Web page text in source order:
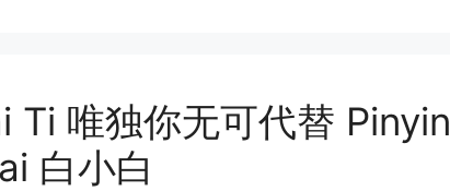
Ti 唯独你无可代替 Pinyin
白小白